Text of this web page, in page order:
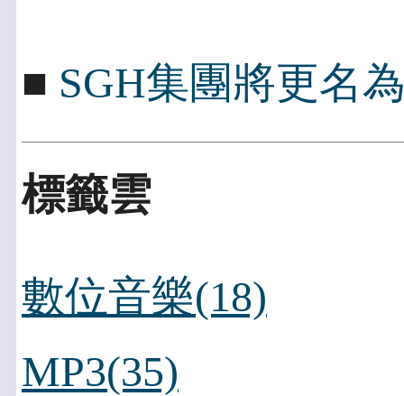
■ SGH集團將更名
標籤雲
數位音樂(18)
MP3(35)